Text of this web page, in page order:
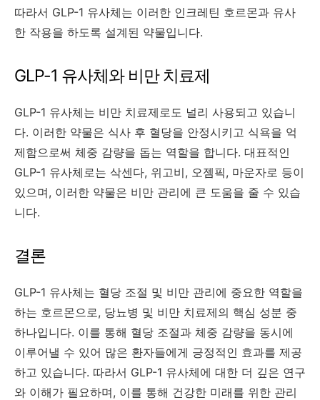
따라서 GLP-1 유사체는 이러한 인크레틴 호르몬과 유사
한 작용을 하도록 설계된 약물입니다.
GLP-1 유사체와 비만 치료제
GLP-1 유사체는 비만 치료제로도 널리 사용되고 있습니
다. 이러한 약물은 식사 후 혈당을 안정시키고 식욕을 억
제함으로써 체중 감량을 돕는 역할을 합니다. 대표적인
GLP-1 유사체로는 삭센다, 위고비, 오젬픽, 마운자로 등이
있으며, 이러한 약물은 비만 관리에 큰 도움을 줄 수 있습
니다.
결론
GLP-1 유사체는 혈당 조절 및 비만 관리에 중요한 역할을
하는 호르몬으로, 당뇨병 및 비만 치료제의 핵심 성분 중
하나입니다. 이를 통해 혈당 조절과 체중 감량을 동시에
이루어낼 수 있어 많은 환자들에게 긍정적인 효과를 제공
하고 있습니다. 따라서 GLP-1 유사체에 대한 더 깊은 연구
와 이해가 필요하며, 이를 통해 건강한 미래를 위한 관리